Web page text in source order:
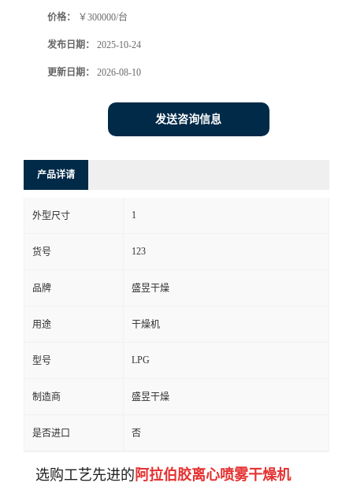
价格： ￥300000/台
发布日期： 2025-10-24
更新日期： 2026-08-10
发送咨询信息
产品详请
外型尺寸 1
货号 123
品牌 盛昱干燥
用途 干燥机
型号 LPG
制造商 盛昱干燥
是否进口 否
选购工艺先进的 阿拉伯胶离心喷雾干燥机